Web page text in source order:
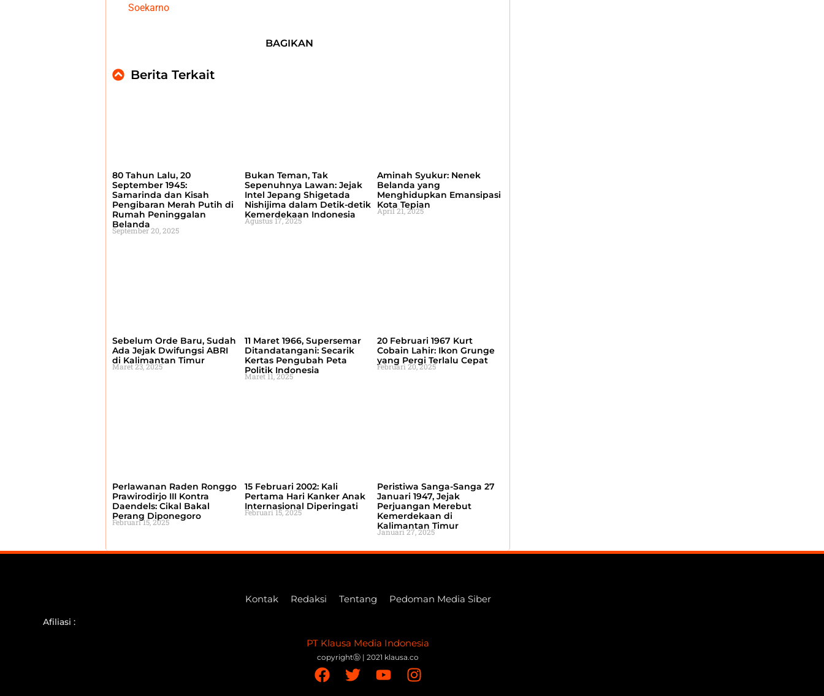
Soekarno
BAGIKAN
Berita Terkait
80 Tahun Lalu, 20
September 1945:
Samarinda dan Kisah
Pengibaran Merah Putih di
Rumah Peninggalan
Belanda
September 20, 2025
Bukan Teman, Tak
Sepenuhnya Lawan: Jejak
Intel Jepang Shigetada
Nishijima dalam Detik-detik
Kemerdekaan Indonesia
Agustus 17, 2025
Aminah Syukur: Nenek
Belanda yang
Menghidupkan Emansipasi
Kota Tepian
April 21, 2025
Sebelum Orde Baru, Sudah
Ada Jejak Dwifungsi ABRI
di Kalimantan Timur
Maret 23, 2025
11 Maret 1966, Supersemar
Ditandatangani: Secarik
Kertas Pengubah Peta
Politik Indonesia
Maret 11, 2025
20 Februari 1967 Kurt
Cobain Lahir: Ikon Grunge
yang Pergi Terlalu Cepat
Februari 20, 2025
Perlawanan Raden Ronggo
Prawirodirjo III Kontra
Daendels: Cikal Bakal
Perang Diponegoro
Februari 15, 2025
15 Februari 2002: Kali
Pertama Hari Kanker Anak
Internasional Diperingati
Februari 15, 2025
Peristiwa Sanga-Sanga 27
Januari 1947, Jejak
Perjuangan Merebut
Kemerdekaan di
Kalimantan Timur
Januari 27, 2025
Kontak Redaksi Tentang Pedoman Media Siber
Afiliasi :
PT Klausa Media Indonesia
copyrightⓑ | 2021 klausa.co